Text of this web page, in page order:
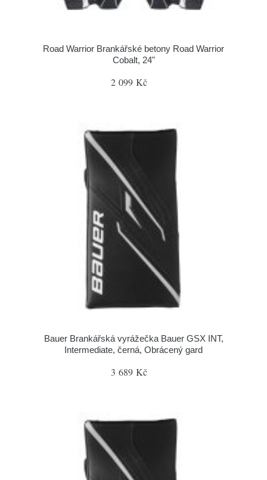
Road Warrior Brankářské betony Road Warrior
Cobalt, 24"
2 099 Kč
Bauer Brankářská vyrážečka Bauer GSX INT,
Intermediate, černá, Obrácený gard
3 689 Kč